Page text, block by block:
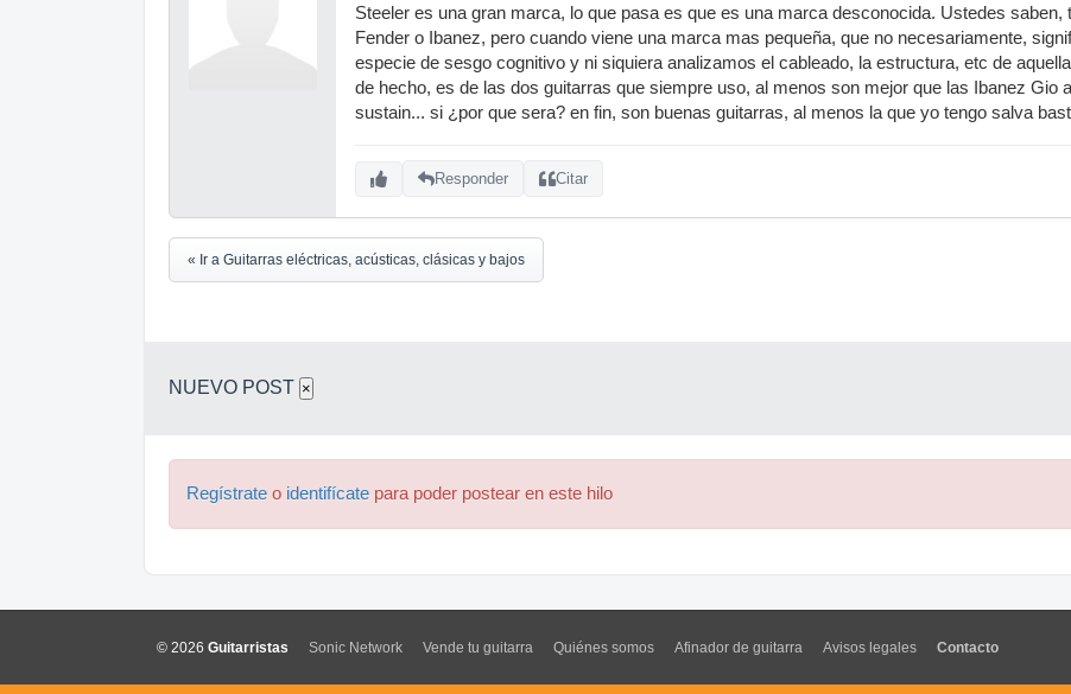
Steeler es una gran marca, lo que pasa es que es una marca desconocida. Ustedes
Fender o Ibanez, pero cuando viene una marca mas pequeña, que no necesariamente,
especie de sesgo cognitivo y ni siquiera analizamos el cableado, la estructura, etc de
de hecho, es de las dos guitarras que siempre uso, al menos son mejor que las Ibanez Gio
sustain... si ¿por que sera? en fin, son buenas guitarras, al menos la que yo tengo salva
Responder Citar
« Ir a Guitarras eléctricas, acústicas, clásicas y bajos
NUEVO POST ×
Regístrate o identifícate para poder postear en este hilo
© 2026 Guitarristas Sonic Network Vende tu guitarra Quiénes somos Afinador de guitarra Avisos legales Contacto